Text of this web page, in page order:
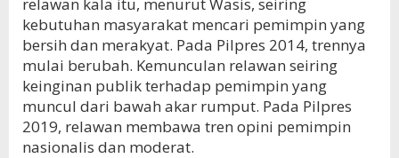
kebutuhan masyarakat mencari pemimpin yang
bersih dan merakyat. Pada Pilpres 2014, trennya
mulai berubah. Kemunculan relawan seiring
keinginan publik terhadap pemimpin yang
muncul dari bawah akar rumput. Pada Pilpres
2019, relawan membawa tren opini pemimpin
nasionalis dan moderat.